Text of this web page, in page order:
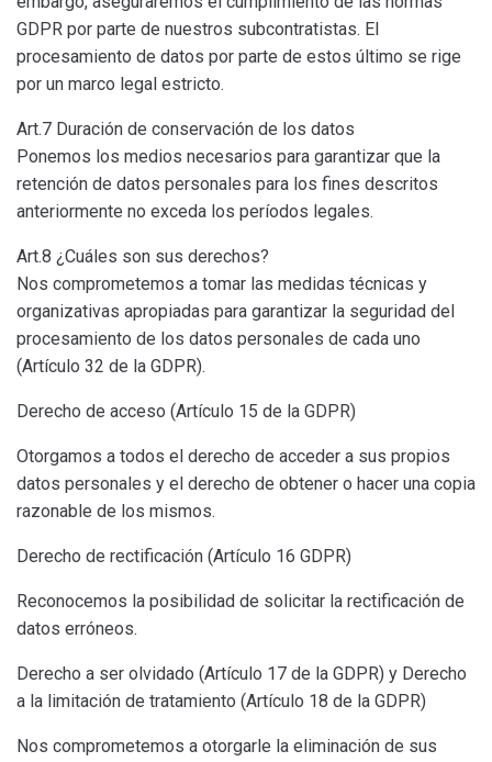
GDPR por parte de nuestros subcontratistas. El
procesamiento de datos por parte de estos último se rige
por un marco legal estricto.
Art.7 Duración de conservación de los datos
Ponemos los medios necesarios para garantizar que la
retención de datos personales para los fines descritos
anteriormente no exceda los períodos legales.
Art.8 ¿Cuáles son sus derechos?
Nos comprometemos a tomar las medidas técnicas y
organizativas apropiadas para garantizar la seguridad del
procesamiento de los datos personales de cada uno
(Artículo 32 de la GDPR).
Derecho de acceso (Artículo 15 de la GDPR)
Otorgamos a todos el derecho de acceder a sus propios
datos personales y el derecho de obtener o hacer una copia
razonable de los mismos.
Derecho de rectificación (Artículo 16 GDPR)
Reconocemos la posibilidad de solicitar la rectificación de
datos erróneos.
Derecho a ser olvidado (Artículo 17 de la GDPR) y Derecho
a la limitación de tratamiento (Artículo 18 de la GDPR)
Nos comprometemos a otorgarle la eliminación de sus